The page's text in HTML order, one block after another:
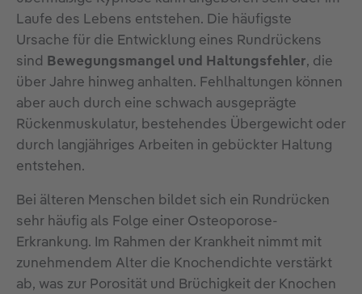
Laufe des Lebens entstehen. Die häufigste
Ursache für die Entwicklung eines Rundrückens
sind Bewegungsmangel und Haltungsfehler, die
über Jahre hinweg anhalten. Fehlhaltungen können
aber auch durch eine schwach ausgeprägte
Rückenmuskulatur, bestehendes Übergewicht oder
durch langjähriges Arbeiten in gebückter Haltung
entstehen.
Bei älteren Menschen bildet sich ein Rundrücken
sehr häufig als Folge einer Osteoporose-
Erkrankung. Im Rahmen der Krankheit nimmt mit
zunehmendem Alter die Knochendichte verstärkt
ab, was zur Porosität und Brüchigkeit der Knochen